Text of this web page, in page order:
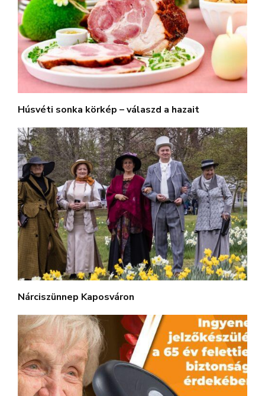
Húsvéti sonka körkép – válaszd a hazait
Nárciszünnep Kaposváron